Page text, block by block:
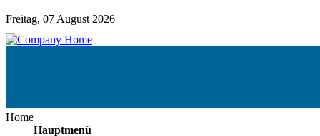
Freitag, 07 August 2026
Home
Hauptmenü